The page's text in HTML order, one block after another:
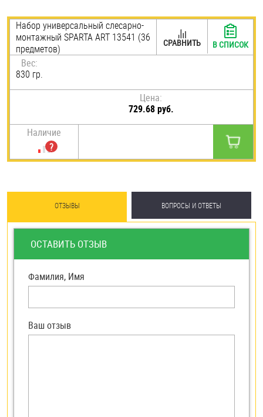
Шплинты
Штифты и пальцы
Набор универсальный слесарно-
монтажный SPARTA ART 13541 (36
предметов)
Вес:
830 гр.
Цена:
729.68 руб.
Наличие
СРАВНИТЬ В СПИСОК
ОТЗЫВЫ ВОПРОСЫ И ОТВЕТЫ
ОСТАВИТЬ ОТЗЫВ
Фамилия, Имя
Ваш отзыв